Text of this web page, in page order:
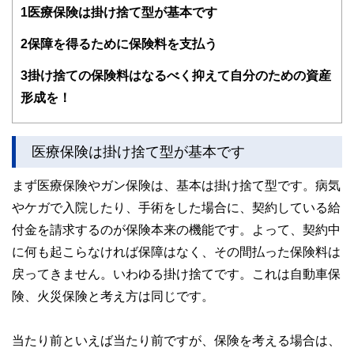
大学卒業後、旅行会社、外資系生命保険会社勤務を経て、フ
を大企業、公務員並みの2000万円以上にするというミッシ
ョンのもと、マネーセミナーや個別相談、中小企業に確定拠
末次ゆうじYouTubeチャンネル
1医療保険は掛け捨て型が基本です
2保障を得るために保険料を支払う
3掛け捨ての保険料はなるべく抑えて自分のための資産
形成を！
医療保険は掛け捨て型が基本です
まず医療保険やガン保険は、基本は掛け捨て型です。病気
やケガで入院したり、手術をした場合に、契約している給
付金を請求するのが保険本来の機能です。よって、契約中
に何も起こらなければ保障はなく、その間払った保険料は
戻ってきません。いわゆる掛け捨てです。これは自動車保
険、火災保険と考え方は同じです。
当たり前といえば当たり前ですが、保険を考える場合は、